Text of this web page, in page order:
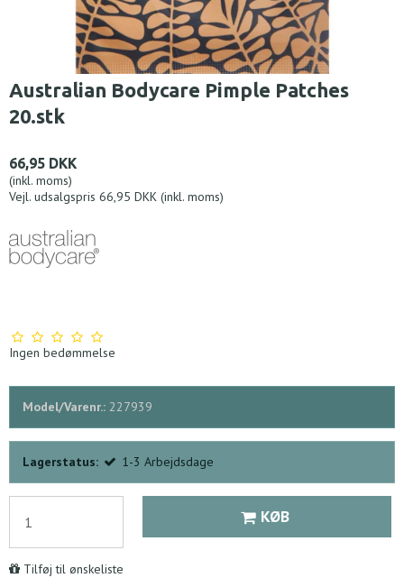
Australian Bodycare Pimple Patches
20.stk
66,95 DKK
(inkl. moms)
Vejl. udsalgspris 66,95 DKK (inkl. moms)
Ingen bedømmelse
Model/Varenr.: 227939
Lagerstatus: 1-3 Arbejdsdage
KØB
Tilføj til ønskeliste